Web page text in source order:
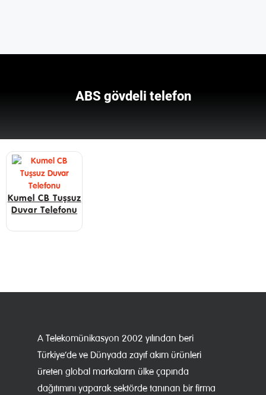
ABS gövdeli telefon
Kumel CB Tuşsuz
Duvar Telefonu
A Telekomünikasyon 2002 yılından beri
Türkiye’de ve Dünyada zayıf akım ürünleri
üreten global markaların ülke çapında
dağıtımını yaparak sektörde tanınan bir firma